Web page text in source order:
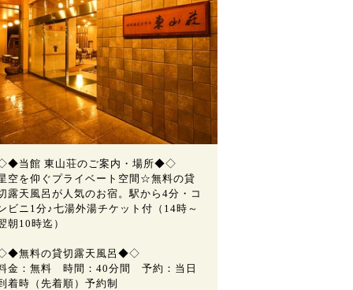
当館 東山荘のご案内・場所◆◇
空を仰ぐプライベート空間☆無料の貸
露天風呂が人気のお宿。駅から4分・コ
ビニ1分♪七湯外湯チケット付（14時～
朝10時迄）
無料の貸切露天風呂◆◇
金：無料 時間：40分間 予約：当日
着時（先着順）予約制